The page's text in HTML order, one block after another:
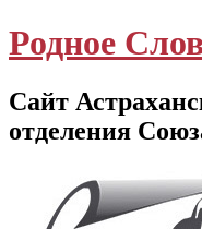
Родное
Сайт
отделения